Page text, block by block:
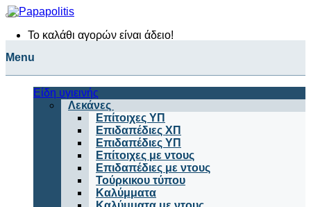
Το καλάθι αγορών είναι άδειο!
Είδη υγιεινής
Λεκάνες
Επίτοιχες ΥΠ
Επιδαπέδιες ΧΠ
Επιδαπέδιες ΥΠ
Επίτοιχες με ντους
Επιδαπέδιες με ντους
Τούρκικου τύπου
Καλύμματα